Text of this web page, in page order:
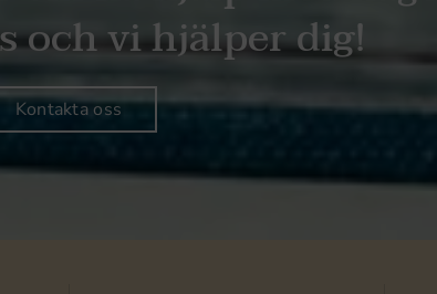
och vi hjälper dig!
Kontakta oss